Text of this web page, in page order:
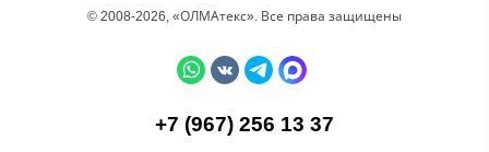
© 2008-2026, «ОЛМАтекс». Все права защищены
+7 (967) 256 13 37